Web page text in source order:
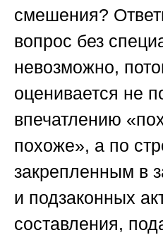
смешения?
вопрос без
невозможно,
оценивается не
впечатлению
похоже», а по
закрепленным в
и подзаконных
составления,